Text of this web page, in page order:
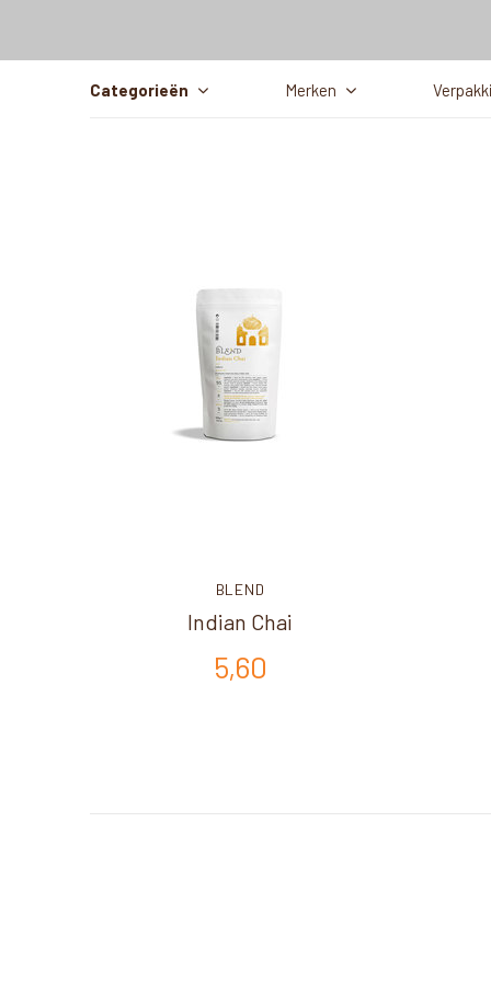
Categorieën Merken
BLEND
Indian Chai
5,60